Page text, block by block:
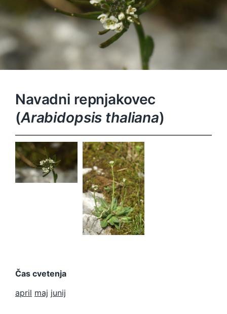
Navadni repnjakovec
(Arabidopsis thaliana)
Arabidopsis
thaliana
Arabidopsis
thaliana
Čas cvetenja
april maj junij